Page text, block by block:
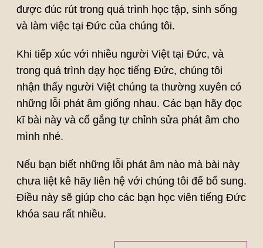
được đúc rút trong quá trình học tập, sinh sống
và làm việc tại Đức của chúng tôi.
Khi tiếp xúc với nhiều người Việt tại Đức, và
trong quá trình dạy học tiếng Đức, chúng tôi
nhận thấy người Việt chúng ta thường xuyên có
những lỗi phát âm giống nhau. Các bạn hãy đọc
kĩ bài này và cố gắng tự chỉnh sửa phát âm cho
mình nhé.
Nếu bạn biết những lỗi phát âm nào mà bài này
chưa liệt kê hãy liên hệ với chúng tôi để bổ sung.
Điều này sẽ giúp cho các bạn học viên tiếng Đức
khóa sau rất nhiều.